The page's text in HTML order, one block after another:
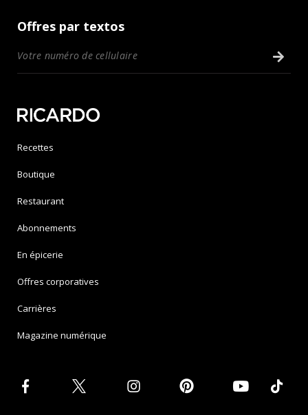
Offres par textos
Recettes
Boutique
Restaurant
Abonnements
En épicerie
Offres corporatives
Carrières
Magazine numérique